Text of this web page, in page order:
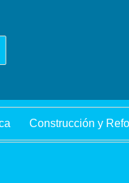
Construcción y